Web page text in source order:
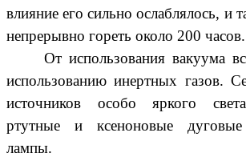
влияние его сильно ослаблялось, и
непрерывно гореть около 200 часов.
От использования вакуума
использованию инертных газов.
источников особо яркого
ртутные и ксеноновые дуговые
лампы.